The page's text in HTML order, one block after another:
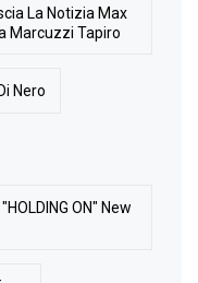
La Notizia Max
Marcuzzi Tapiro
Nero
ON" New